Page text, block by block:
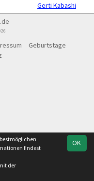
Gerti Kabashi
Geburtstage
OK
findest
der